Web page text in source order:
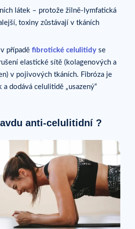
látek – protože žilně-lymfatická
toxiny zůstávají v tkáních
případě fibrotické celulitidy se
elastické sítě (kolagenových a
v pojivových tkáních. Fibróza je
a dodává celulitidě „usazený“
anti-celulitidní ?